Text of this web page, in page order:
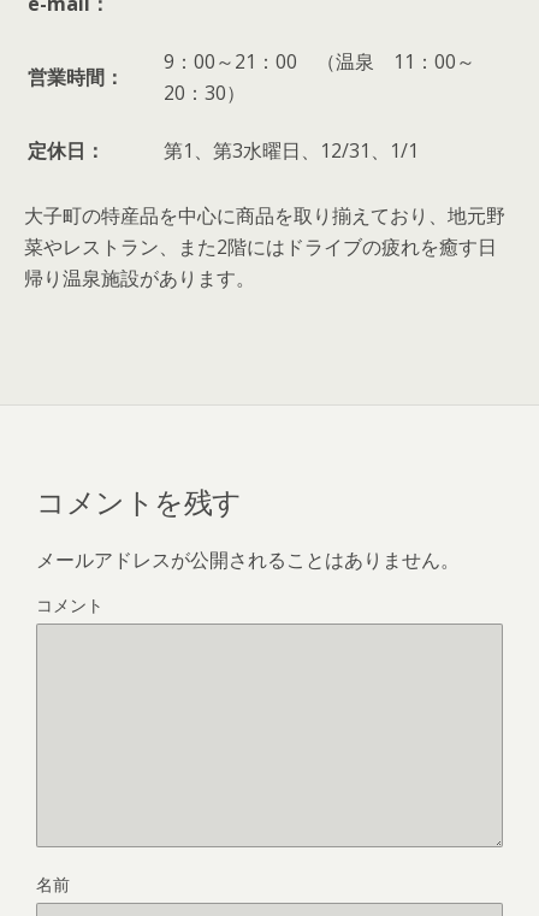
営業時間：
9：00～21：00 （温泉 11：00～
20：30）
定休日： 第1、第3水曜日、12/31、1/1
大子町の特産品を中心に商品を取り揃えており、地元野
菜やレストラン、また2階にはドライブの疲れを癒す日
帰り温泉施設があります。
コメントを残す
メールアドレスが公開されることはありません。
コメント
名前